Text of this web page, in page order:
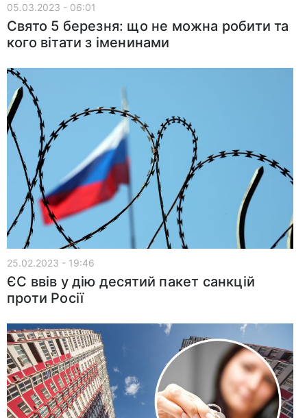
05.03.2023 - 06:01
Свято 5 березня: що не можна робити та
кого вітати з іменинами
25.02.2023 - 19:46
ЄС ввів у дію десятий пакет санкцій
проти Росії